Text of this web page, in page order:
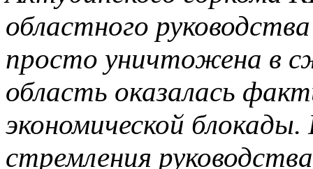
областного
просто уничтожена в
область оказалась
экономической
стремления